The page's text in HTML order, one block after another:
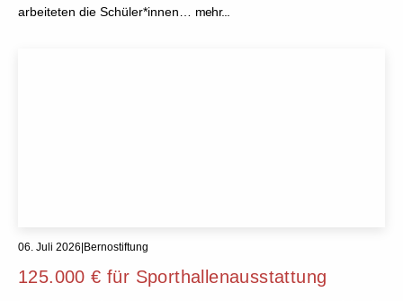
arbeiteten die Schüler*innen… mehr...
06. Juli 2026|Bernostiftung
125.000 € für Sporthallenausstattung